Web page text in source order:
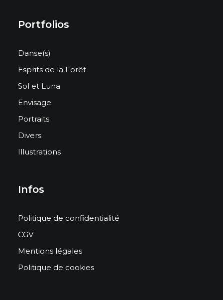
Portfolios
Danse(s)
Esprits de la Forêt
Sol et Luna
Envisage
Portraits
Divers
Illustrations
Infos
Politique de confidentialité
CGV
Mentions légales
Politique de cookies